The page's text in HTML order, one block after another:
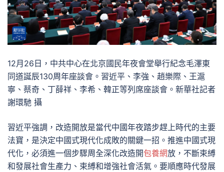
12月26日，中共中心在北京國民年夜會堂舉行紀念毛澤東
同道誕辰130周年座談會。習近平、李強、趙樂際、王滬
寧、蔡奇、丁薛祥、李希、韓正等列席座談會。新華社記者
謝環馳 攝
習近平強調，改造開放是當代中國年夜踏步趕上時代的主要
法寶，是決定中國式現代化成敗的關鍵一招。推進中國式現
代化，必須進一個步驟周全深化改造開包養網放，不斷束縛
和發展社會生產力、束縛和增強社會活氣。要順應時代發展